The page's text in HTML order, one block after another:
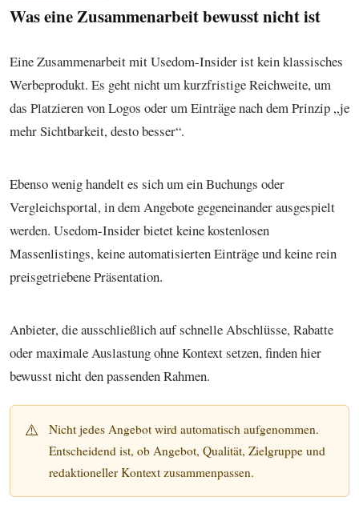
Was eine Zusammenarbeit bewusst nicht ist
Eine Zusammenarbeit mit Usedom-Insider ist kein klassisches
Werbeprodukt. Es geht nicht um kurzfristige Reichweite, um
das Platzieren von Logos oder um Einträge nach dem Prinzip „je
mehr Sichtbarkeit, desto besser“.
Ebenso wenig handelt es sich um ein Buchungs oder
Vergleichsportal, in dem Angebote gegeneinander ausgespielt
werden. Usedom-Insider bietet keine kostenlosen
Massenlistings, keine automatisierten Einträge und keine rein
preisgetriebene Präsentation.
Anbieter, die ausschließlich auf schnelle Abschlüsse, Rabatte
oder maximale Auslastung ohne Kontext setzen, finden hier
bewusst nicht den passenden Rahmen.
⚠️
Nicht jedes Angebot wird automatisch aufgenommen.
Entscheidend ist, ob Angebot, Qualität, Zielgruppe und
redaktioneller Kontext zusammenpassen.